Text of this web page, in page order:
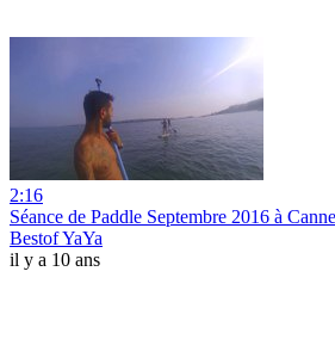
2:16
Séance de Paddle Septembre 2016 à
Bestof YaYa
il y a 10 ans